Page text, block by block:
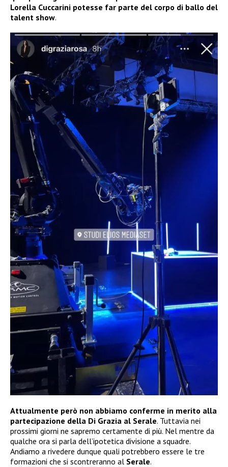
Lorella Cuccarini potesse far parte del corpo di ballo del
talent show.
Attualmente però non abbiamo conferme in merito alla
partecipazione della Di Grazia al Serale. Tuttavia nei
prossimi giorni ne sapremo certamente di più. Nel mentre da
qualche ora si parla dell’ipotetica divisione a squadre.
Andiamo a rivedere dunque quali potrebbero essere le tre
formazioni che si scontreranno al Serale.